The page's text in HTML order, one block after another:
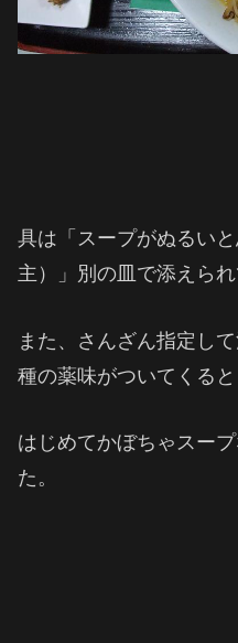
具は「スープがぬるい
主）」別の皿で添えられ
また、さんざん指定し
種の薬味がついてくると
はじめてかぼちゃスー
た。